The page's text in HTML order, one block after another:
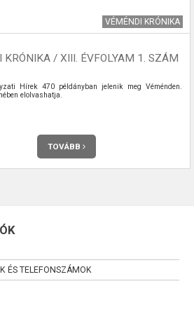
VÉMÉNDI KRÓNIKA
KRÓNIKA / XIII. ÉVFOLYAM 1. SZÁM
Hírek 470 példányban jelenik meg Véménden.
elolvashatja.
TOVÁBB
ÉS TELEFONSZÁMOK